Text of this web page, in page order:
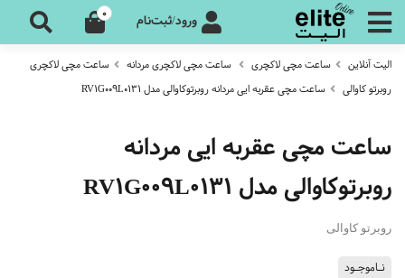
ورود/ثبت‌نام 0
الیت آنلاین ساعت مچی لاکچری ساعت مچی لاکچری مردانه
ساعت مچی لاکچری
روبرتو کاوالی
ساعت مچی عقربه ایی مردانه روبرتوکاوالی مدل RV1G009L0131
ساعت مچی عقربه ایی مردانه
روبرتوکاوالی مدل RV1G009L0131
روبرتو کاوالی
نـاموجـود